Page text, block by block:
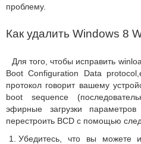
проблему.
Как удалить Windows 8
Для того, чтобы исправить
Boot Configuration Data
протокол говорит вашему
boot sequence
эфирные загрузки
перестроить BCD с помощью
Убедитесь, что вы можете